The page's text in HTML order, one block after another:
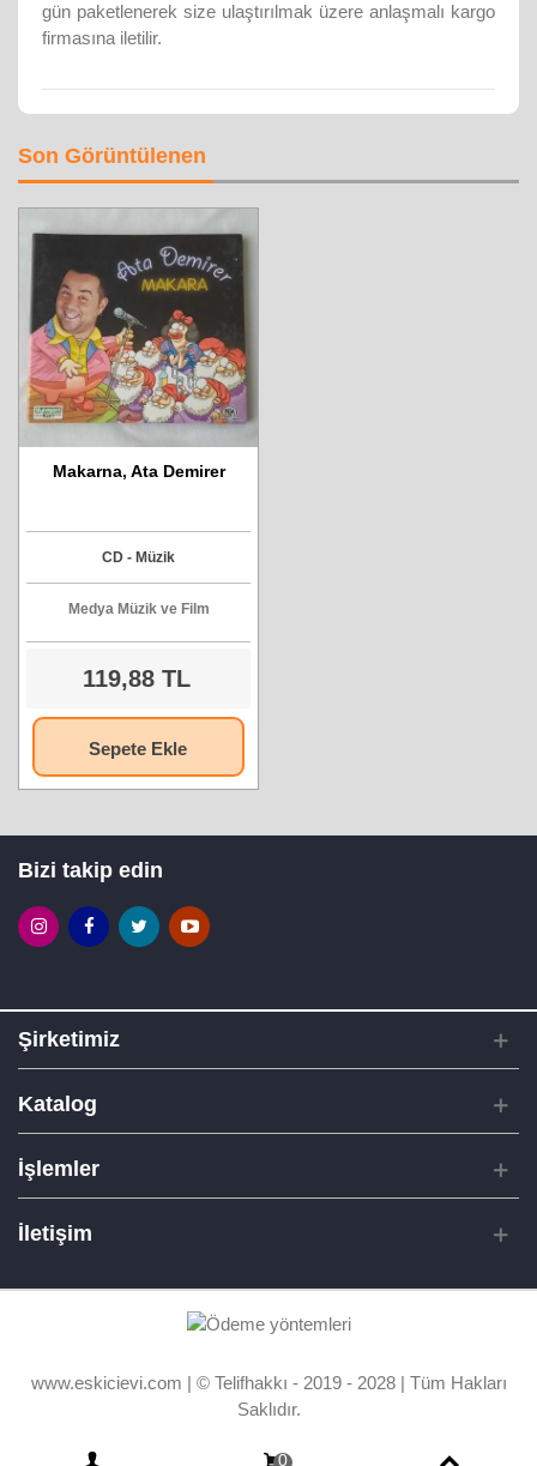
gün paketlenerek size ulaştırılmak üzere anlaşmalı kargo
firmasına iletilir.
Son Görüntülenen
Makarna, Ata Demirer
CD - Müzik
Medya Müzik ve Film
119,88 TL
Sepete Ekle
Bizi takip edin
Şirketimiz
Katalog
İşlemler
İletişim
www.eskicievi.com | © Telifhakkı - 2019 - 2028 | Tüm Hakları
Saklıdır.
0